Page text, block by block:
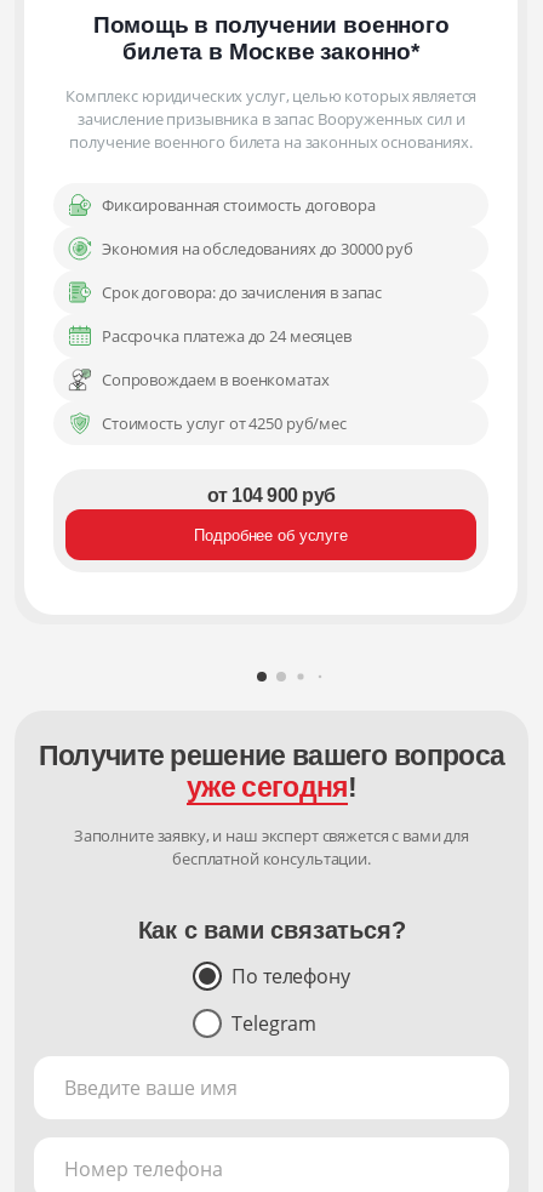
Помощь в получении военного
билета в Москве законно*
Комплекс юридических услуг, целью которых является
зачисление призывника в запас Вооруженных сил и
получение военного билета на законных основаниях.
Фиксированная стоимость договора
Экономия на обследованиях до 30000 руб
Срок договора: до зачисления в запас
Рассрочка платежа до 24 месяцев
Сопровождаем в военкоматах
Стоимость услуг от 4250 руб/мес
от 104 900 руб
Подробнее об услуге
Получите решение вашего вопроса
уже сегодня!
Заполните заявку, и наш эксперт свяжется с вами для
бесплатной консультации.
Как с вами связаться?
По телефону
Telegram
Введите ваше имя
Номер телефона